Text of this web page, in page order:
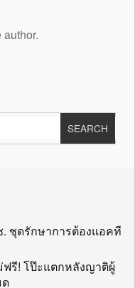
ชุดรักษาการต้องแอคที
ฟรี! โป๊ะแตกหลังญาติผู้